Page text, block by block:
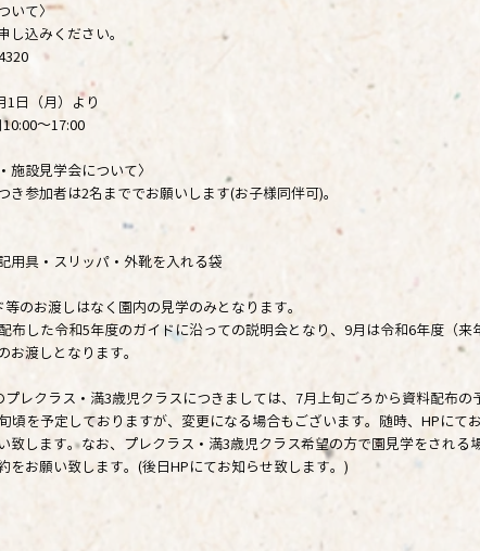
いて〉
し込みください。
1日（月）より
～17:00
施設見学会について〉
き参加者は2名まででお願いします(お子様同伴可)。
用具・スリッパ・外靴を入れる袋
のお渡しはなく園内の見学のみとなります。
布した令和5年度のガイドに沿っての説明会となり、9月は令和6年度（来
お渡しとなります。
レクラス・満3歳児クラスにつきましては、7月上旬ごろから資料配布の
頃を予定しておりますが、変更になる場合もございます。随時、HPにて
致します。なお、プレクラス・満3歳児クラス希望の方で園見学をされる
をお願い致します。(後日HPにてお知らせ致します。)